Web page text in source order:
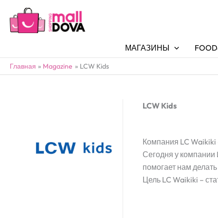
МАГАЗИНЫ
Главная Magazine LCW Kids
LCW Kids
Компания LC
Сегодня у
помогает нам
Цель LC Waikiki –